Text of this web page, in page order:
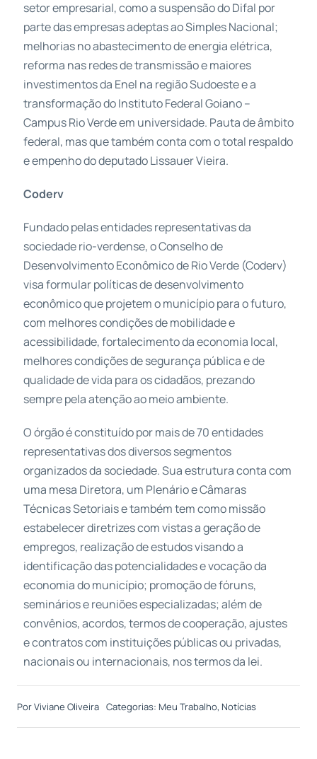
setor empresarial, como a suspensão do Difal por
parte das empresas adeptas ao Simples Nacional;
melhorias no abastecimento de energia elétrica,
reforma nas redes de transmissão e maiores
investimentos da Enel na região Sudoeste e a
transformação do Instituto Federal Goiano –
Campus Rio Verde em universidade. Pauta de âmbito
federal, mas que também conta com o total respaldo
e empenho do deputado Lissauer Vieira.
Coderv
Fundado pelas entidades representativas da
sociedade rio-verdense, o Conselho de
Desenvolvimento Econômico de Rio Verde (Coderv)
visa formular políticas de desenvolvimento
econômico que projetem o município para o futuro,
com melhores condições de mobilidade e
acessibilidade, fortalecimento da economia local,
melhores condições de segurança pública e de
qualidade de vida para os cidadãos, prezando
sempre pela atenção ao meio ambiente.
O órgão é constituído por mais de 70 entidades
representativas dos diversos segmentos
organizados da sociedade. Sua estrutura conta com
uma mesa Diretora, um Plenário e Câmaras
Técnicas Setoriais e também tem como missão
estabelecer diretrizes com vistas a geração de
empregos, realização de estudos visando a
identificação das potencialidades e vocação da
economia do município; promoção de fóruns,
seminários e reuniões especializadas; além de
convênios, acordos, termos de cooperação, ajustes
e contratos com instituições públicas ou privadas,
nacionais ou internacionais, nos termos da lei.
PorViviane Oliveira Categorias: Meu Trabalho, Notícias